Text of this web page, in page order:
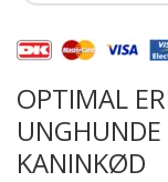
OPTIMAL
KANINKØD